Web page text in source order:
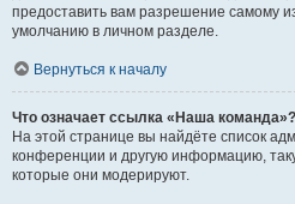
предоставить вам разрешение самому
умолчанию в личном разделе.
Вернуться к началу
Что означает ссылка «Наша команда»?
На этой странице вы найдёте список
конференции и другую информацию,
которые они модерируют.